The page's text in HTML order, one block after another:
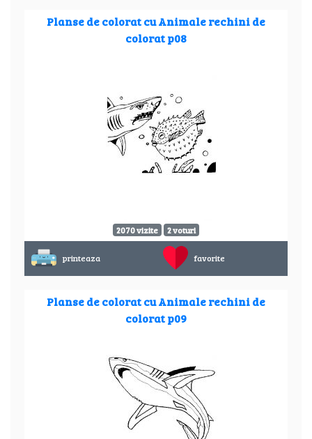
Planse de colorat cu Animale rechini de
colorat p08
2070 vizite 2 voturi
printeaza favorite
Planse de colorat cu Animale rechini de
colorat p09